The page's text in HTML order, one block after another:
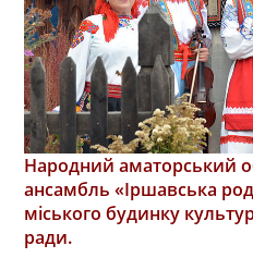
Народний аматорський
ансамбль «Іршавська
міського будинку
ради.